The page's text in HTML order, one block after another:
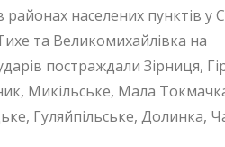
населених пунктів у
та Великомихайлівка на
постраждали Зірниця,
Микільське, Мала
Гуляйпільське, Долинка,